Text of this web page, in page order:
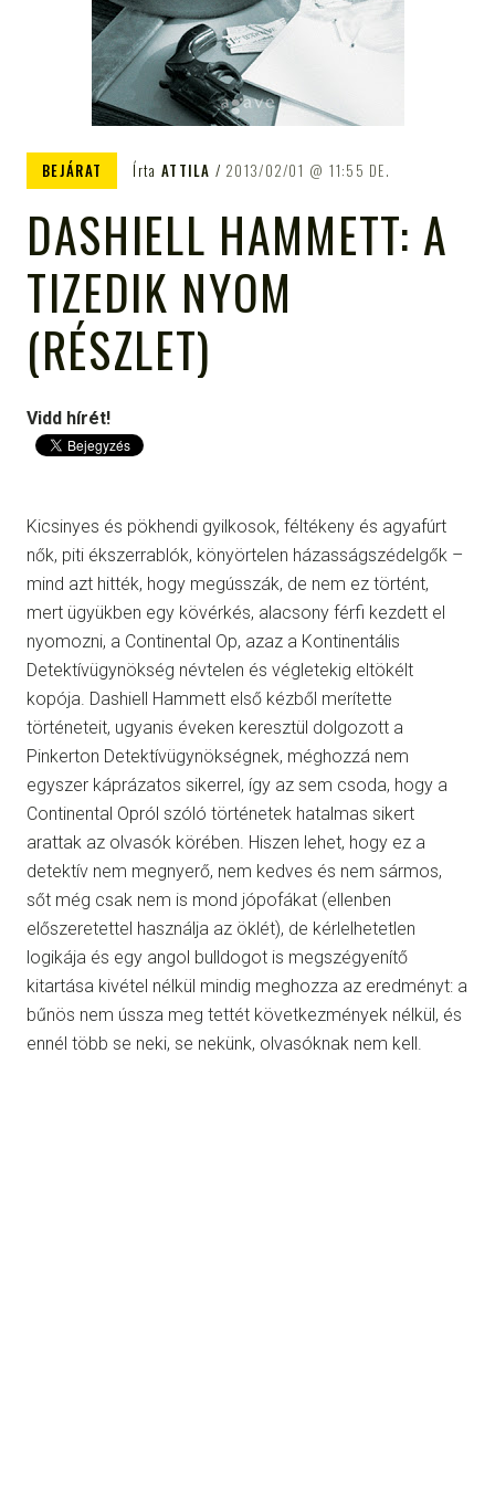
BEJÁRAT Írta ATTILA 2013/02/01 11:55 DE.
DASHIELL HAMMETT: A
TIZEDIK NYOM
(RÉSZLET)
Vidd hírét!
Kicsinyes és pökhendi gyilkosok, féltékeny és agyafúrt
nők, piti ékszerrablók, könyörtelen házasságszédelgők –
mind azt hitték, hogy megússzák, de nem ez történt,
mert ügyükben egy kövérkés, alacsony férfi kezdett el
nyomozni, a Continental Op, azaz a Kontinentális
Detektívügynökség névtelen és végletekig eltökélt
kopója. Dashiell Hammett első kézből merítette
történeteit, ugyanis éveken keresztül dolgozott a
Pinkerton Detektívügynökségnek, méghozzá nem
egyszer káprázatos sikerrel, így az sem csoda, hogy a
Continental Opról szóló történetek hatalmas sikert
arattak az olvasók körében. Hiszen lehet, hogy ez a
detektív nem megnyerő, nem kedves és nem sármos,
sőt még csak nem is mond jópofákat (ellenben
előszeretettel használja az öklét), de kérlelhetetlen
logikája és egy angol bulldogot is megszégyenítő
kitartása kivétel nélkül mindig meghozza az eredményt: a
bűnös nem ússza meg tettét következmények nélkül, és
ennél több se neki, se nekünk, olvasóknak nem kell.